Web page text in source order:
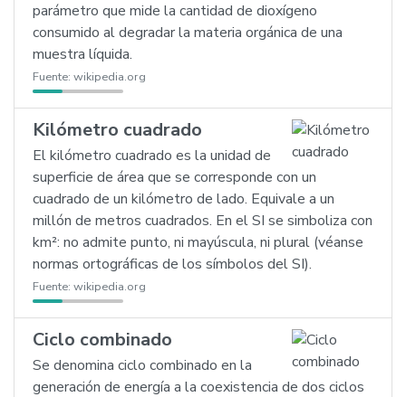
parámetro que mide la cantidad de dioxígeno
consumido al degradar la materia orgánica de una
muestra líquida.
Fuente: wikipedia.org
Kilómetro cuadrado
El kilómetro cuadrado es la unidad de
superficie de área que se corresponde con un
cuadrado de un kilómetro de lado. Equivale a un
millón de metros cuadrados. En el SI se simboliza con
km²: no admite punto, ni mayúscula, ni plural (véanse
normas ortográficas de los símbolos del SI).
Fuente: wikipedia.org
Ciclo combinado
Se denomina ciclo combinado en la
generación de energía a la coexistencia de dos ciclos